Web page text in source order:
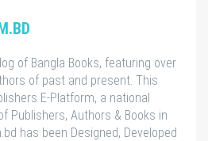
of Bangla Books, featuring over
of past and present. This
E-Platform, a national
Publishers, Authors & Books in
has been Designed, Developed